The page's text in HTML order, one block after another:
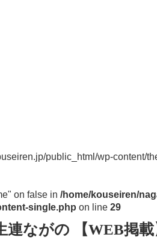
public_html/wp-content/
on false in /home/kouseiren/
single.php on line 29
ながの 【WEB掲載